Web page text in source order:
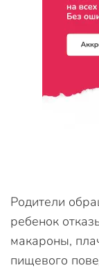
Родители
ребенок
макароны,
пищевого